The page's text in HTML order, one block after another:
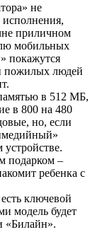
не
приличном
мобильных
покажутся
пожилых людей
в 512 МБ,
в 800 на 480
но, если
устройстве.
подарком –
ребенка с
ключевой
модель будет
«Билайн».